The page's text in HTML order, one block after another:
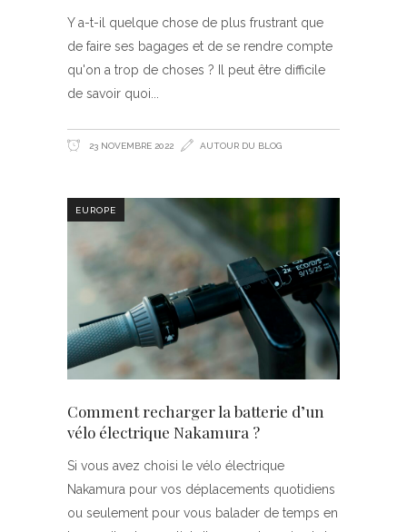
Y a-t-il quelque chose de plus frustrant que
de faire ses bagages et de se rendre compte
qu'on a trop de choses ? Il peut être difficile
de savoir quoi
23 NOVEMBRE 2022 AUTOUR DU BLOG
EUROPE
Comment recharger la batterie d’un
vélo électrique Nakamura ?
Si vous avez choisi le vélo électrique
Nakamura pour vos déplacements quotidiens
ou seulement pour vous balader de temps en